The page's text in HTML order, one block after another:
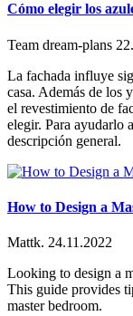
Cómo elegir los
Team dream-plans
La fachada influye
casa. Además de los
el revestimiento de
elegir. Para ayudarlo
descripción general.
How to Design a
Mattk. 24.11.2022
Looking to design a
This guide provides
master bedroom.